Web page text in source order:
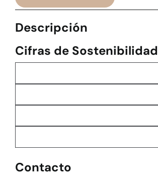
Descripción
Cifras de Sostenibilidad
Contacto